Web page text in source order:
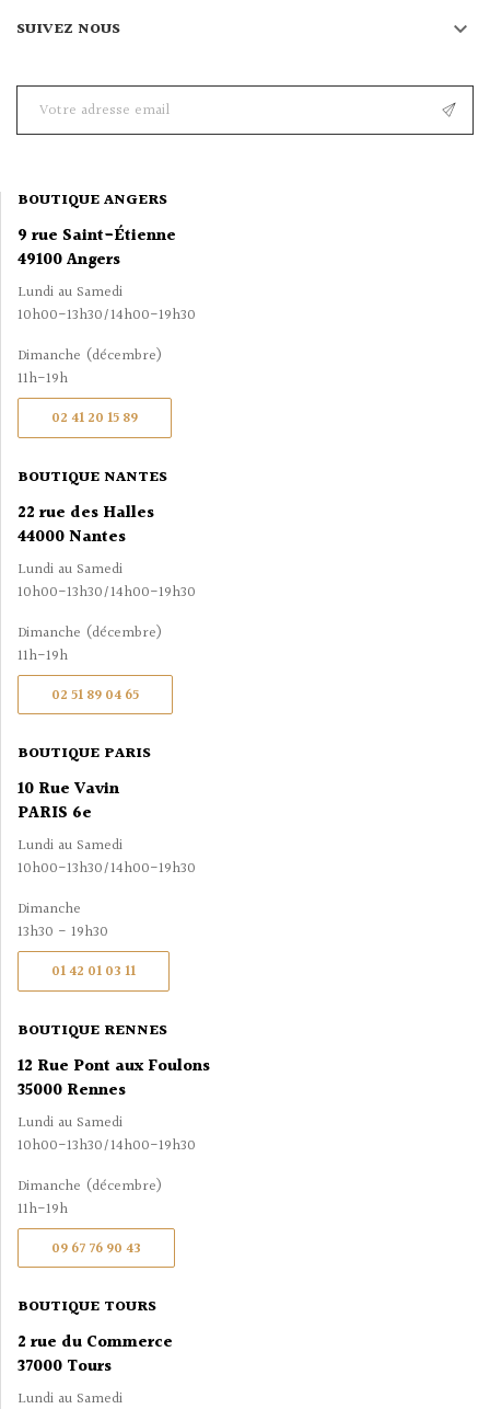
SUIVEZ NOUS 
BOUTIQUE ANGERS
9 rue Saint-Étienne
49100 Angers
Lundi au Samedi
10h00-13h30/14h00-19h30
Dimanche (décembre)
11h-19h
02 41 20 15 89
BOUTIQUE NANTES
22 rue des Halles
44000 Nantes
Lundi au Samedi
10h00-13h30/14h00-19h30
Dimanche (décembre)
11h-19h
02 51 89 04 65
BOUTIQUE PARIS
10 Rue Vavin
PARIS 6e
Lundi au Samedi
10h00-13h30/14h00-19h30
Dimanche
13h30 - 19h30
01 42 01 03 11
BOUTIQUE RENNES
12 Rue Pont aux Foulons
35000 Rennes
Lundi au Samedi
10h00-13h30/14h00-19h30
Dimanche (décembre)
11h-19h
09 67 76 90 43
BOUTIQUE TOURS
2 rue du Commerce
37000 Tours
Lundi au Samedi